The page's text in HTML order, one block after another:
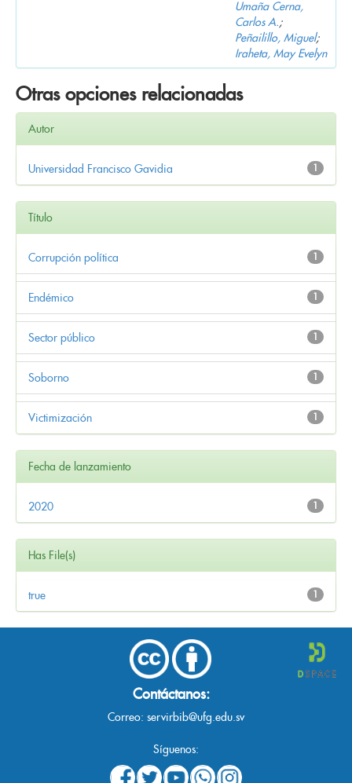
Umaña Cerna,
Carlos A.;
Peñailillo, Miguel;
Iraheta, May Evelyn
Otras opciones relacionadas
Autor
1
Universidad Francisco Gavidia
Título
1
Corrupción política
1
Endémico
1
Sector público
1
Soborno
1
Victimización
Fecha de lanzamiento
1
2020
Has File(s)
1
true
Contáctanos:
Correo: servirbib@ufg.edu.sv
Síguenos: